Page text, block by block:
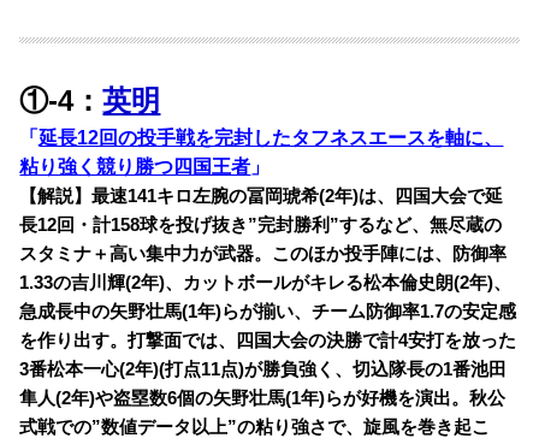
①-4：英明
「延長12回の投手戦を完封したタフネスエースを軸に、
粘り強く競り勝つ四国王者 」
【解説】最速141キロ左腕の冨岡琥希(2年)は、四国大会で延
長12回・計158球を投げ抜き”完封勝利”するなど、無尽蔵の
スタミナ＋高い集中力が武器。このほか投手陣には、防御率
1.33の吉川輝(2年)、カットボールがキレる松本倫史朗(2年)、
急成長中の矢野壮馬(1年)らが揃い、チーム防御率1.7の安定感
を作り出す。打撃面では、四国大会の決勝で計4安打を放った
3番松本一心(2年)(打点11点)が勝負強く、切込隊長の1番池田
隼人(2年)や盗塁数6個の矢野壮馬(1年)らが好機を演出。秋公
式戦での”数値データ以上”の粘り強さで、旋風を巻き起こ